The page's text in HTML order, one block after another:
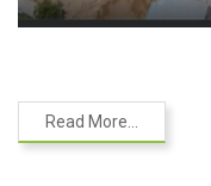
Read More...